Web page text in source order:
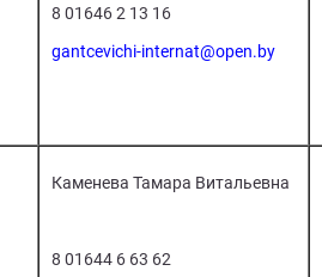
8 01646 2 13 16
gantcevichi-internat@open.by
Каменева Тамара Витальевна
8 01644 6 63 62